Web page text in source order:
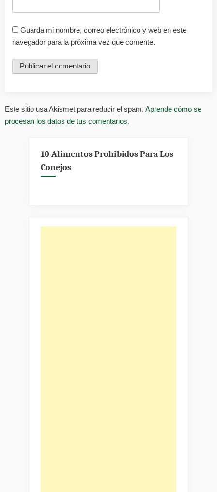
Guarda mi nombre, correo electrónico y web en este
navegador para la próxima vez que comente.
Este sitio usa Akismet para reducir el spam. Aprende cómo se
procesan los datos de tus comentarios.
10 Alimentos Prohibidos Para Los
Conejos